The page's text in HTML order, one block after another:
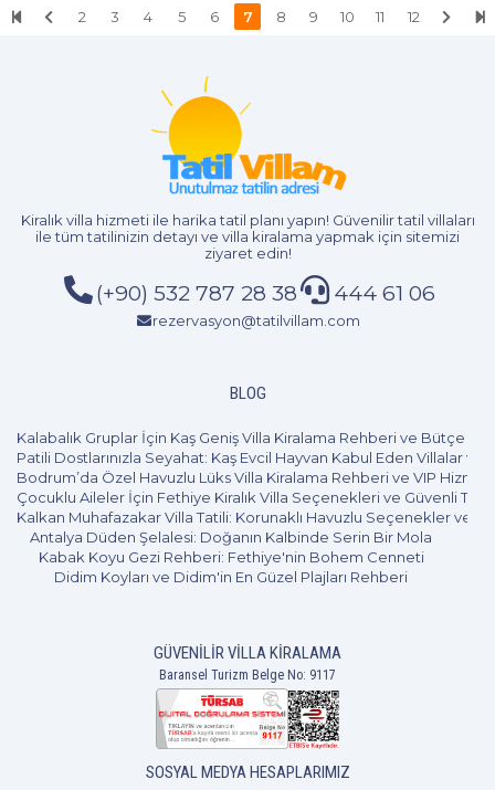
2 3 4 5 6 7 8 9 10 11 12
Kiralık villa hizmetiile harika tatil planı yapın! Güvenilir tatil villaları
ile tüm tatilinizin detayı ve villa kiralama yapmak için sitemizi
ziyaret edin!
(+90) 532 787 28 38 444 61 06
rezervasyon@tatilvillam.com
BLOG
Kalabalık Gruplar İçin Kaş Geniş Villa Kiralama Rehberi ve Bütçe
Patili Dostlarınızla Seyahat: Kaş Evcil Hayvan Kabul Eden Villalar ve
Bodrum’da Özel Havuzlu Lüks Villa Kiralama Rehberi ve VIP
Çocuklu Aileler İçin Fethiye Kiralık Villa Seçenekleri ve Güvenli
Kalkan Muhafazakar Villa Tatili: Korunaklı Havuzlu Seçenekler ve
Antalya Düden Şelalesi: Doğanın Kalbinde Serin Bir Mola
Kabak Koyu Gezi Rehberi: Fethiye'nin Bohem Cenneti
Didim Koyları ve Didim'in En Güzel Plajları Rehberi
GÜVENILIR VILLA KIRALAMA
Baransel Turizm Belge No: 9117
SOSYAL MEDYA HESAPLARIMIZ